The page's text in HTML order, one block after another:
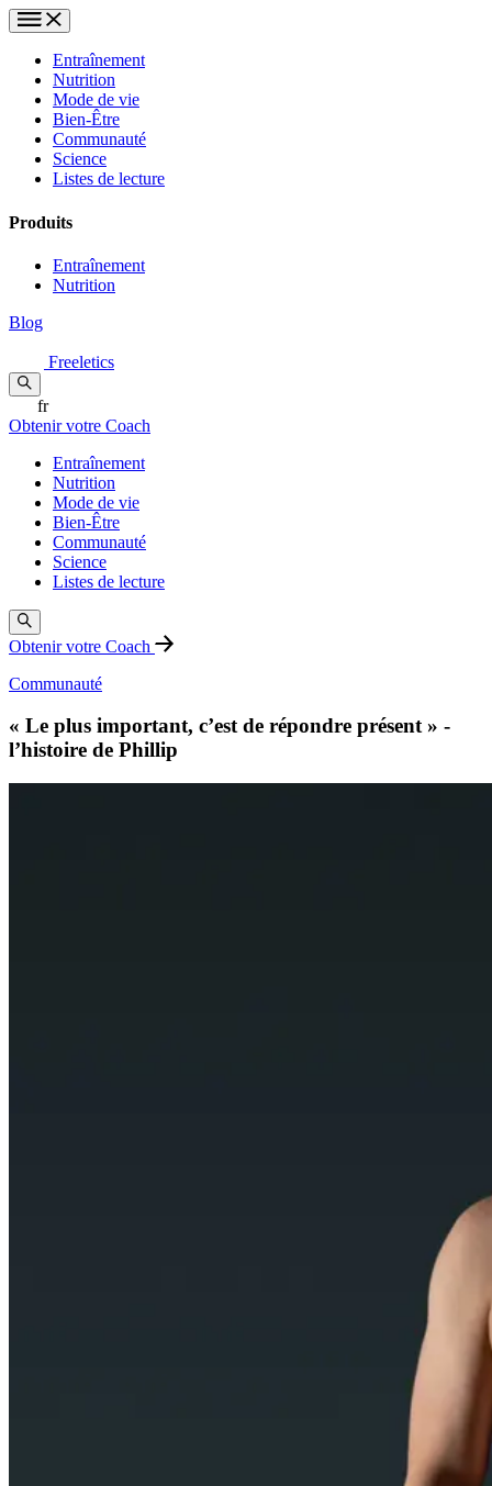
Entraînement
Nutrition
Mode de vie
Bien-Être
Communauté
Science
Listes de lecture
Produits
Entraînement
Nutrition
Blog
Freeletics
fr
Obtenir votre Coach
Entraînement
Nutrition
Mode de vie
Bien-Être
Communauté
Science
Listes de lecture
Obtenir votre Coach
Communauté
« Le plus important, c’est de répondre présent » -
l’histoire de Phillip